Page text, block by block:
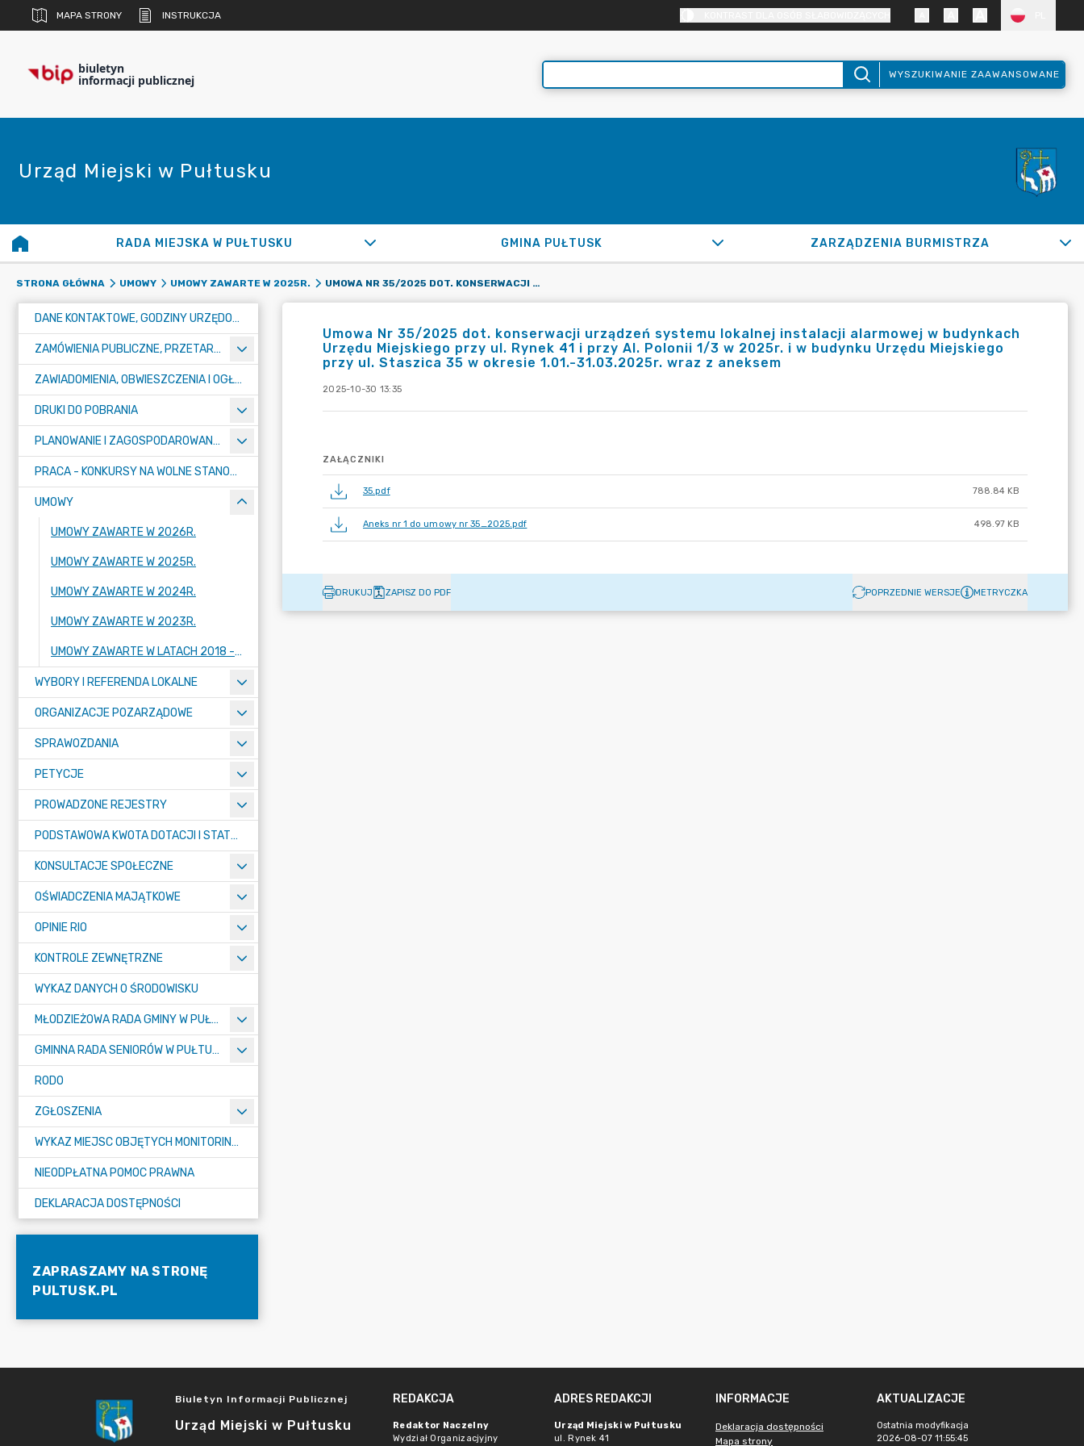
MAPA STRONY INSTRUKCJA
biuletyn
informacji publicznej WYSZUKIWANIE ZAAWANSOWANE
Urząd Miejski w Pułtusku
RADA MIEJSKA W PUŁTUSKU GMINA PUŁTUSK ZARZĄDZENIA BURMISTRZA
STRONA GŁÓWNA UMOWY UMOWY ZAWARTE W 2025R. UMOWA NR 35/2025 DOT. KONSERWACJI URZĄDZEŃ SYSTEMU LOKALNEJ INSTALACJI ALARMOWEJ W BUDYNKACH URZĘDU MIEJSKIEGO PRZY UL. RYNEK 41 I PRZY AL. POLONII 1/3 W 2025R. I W BUDYNKU URZĘDU MIEJSKIEGO PRZY UL. STASZICA 35 W OKRESIE 1.01.-31.03.2025R. WRAZ Z ANEKSEM
DANE KONTAKTOWE, GODZINY URZĘDOWANIA I NUMER KONTA BANKOWEGO
ZAMÓWIENIA PUBLICZNE, PRZETARGI, KONKURSY
ZAWIADOMIENIA, OBWIESZCZENIA I OGŁOSZENIA
DRUKI DO POBRANIA
PLANOWANIE I ZAGOSPODAROWANIE PRZESTRZENNE
PRACA - KONKURSY NA WOLNE STANOWISKA
UMOWY
UMOWY ZAWARTE W 2026R.
UMOWY ZAWARTE W 2025R.
UMOWY ZAWARTE W 2024R.
UMOWY ZAWARTE W 2023R.
UMOWY ZAWARTE W LATACH 2018 - 2022
WYBORY I REFERENDA LOKALNE
ORGANIZACJE POZARZĄDOWE
SPRAWOZDANIA
PETYCJE
PROWADZONE REJESTRY
PODSTAWOWA KWOTA DOTACJI I STATYSTYCZNA LICZBA UCZNIÓW
KONSULTACJE SPOŁECZNE
OŚWIADCZENIA MAJĄTKOWE
OPINIE RIO
KONTROLE ZEWNĘTRZNE
WYKAZ DANYCH O ŚRODOWISKU
MŁODZIEŻOWA RADA GMINY W PUŁTUSKU
GMINNA RADA SENIORÓW W PUŁTUSKU
RODO
ZGŁOSZENIA
WYKAZ MIEJSC OBJĘTYCH MONITORINGIEM
NIEODPŁATNA POMOC PRAWNA
DEKLARACJA DOSTĘPNOŚCI
ZAPRASZAMY NA STRONĘ
PULTUSK.PL
Umowa Nr 35/2025 dot. konserwacji urządzeń systemu lokalnej instalacji alarmowej w budynkach
Urzędu Miejskiego przy ul. Rynek 41 i przy Al. Polonii 1/3 w 2025r. i w budynku Urzędu Miejskiego
przy ul. Staszica 35 w okresie 1.01.-31.03.2025r. wraz z aneksem
2025-10-30 13:35
ZAŁĄCZNIKI
35.pdf 788.84 KB
Aneks nr 1 do umowy nr 35_2025.pdf 498.97 KB
DRUKUJ ZAPISZ DO PDF POPRZEDNIE WERSJE METRYCZKA
Biuletyn Informacji Publicznej
Urząd Miejski w Pułtusku
REDAKCJA
Redaktor Naczelny
Wydział Organizacjyjny
ADRES REDAKCJI
Urząd Miejski w Pułtusku
ul. Rynek 41
INFORMACJE
Deklaracja dostępności
Mapa strony
AKTUALIZACJE
Ostatnia modyfikacja
2026-08-07 11:55:45